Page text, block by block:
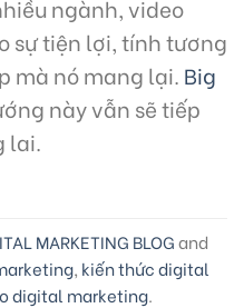
ngành, video
sự tiện lợi, tính tương
mà nó mang lại. Big
này vẫn sẽ tiếp
lai.
MARKETING BLOGand
, kiến thức digital
digital marketing.